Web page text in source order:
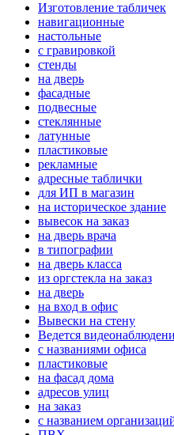
Изготовление табличек
навигационные
настольные
с гравировкой
стенды
на дверь
фасадные
подвесные
стеклянные
латунные
пластиковые
рекламные
адресные таблички
для ИП в магазин
на историческое здание
вывесок на заказ
на дверь врача
в типографии
на дверь класса
из оргстекла на заказ
на дверь
на вход в офис
Вывески на стену
Ведется
с названиями офиса
пластиковые
на фасад дома
адресов улиц
на заказ
с названием